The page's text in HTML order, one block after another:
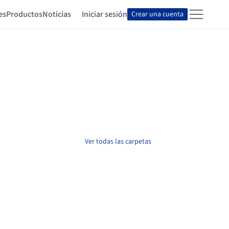
ProductosNoticias Iniciar sesión Crear una cuenta
Ver todas las carpetas